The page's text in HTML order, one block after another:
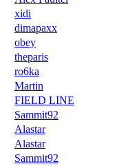
xidi
dimapaxx
obey
theparis
ro6ka
Martin
FIELD LINE
Sammit92
Alastar
Alastar
Sammit92